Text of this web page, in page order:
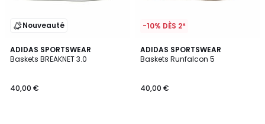
Nouveauté
ADIDAS SPORTSWEAR
Baskets BREAKNET 3.0
40,00 €
4,9
/ 5
2
Couleurs
-10% DÈS 2*
ADIDAS SPORTSWEAR
Baskets Runfalcon 5
40,00 €
4,8
/ 5
3
Couleurs